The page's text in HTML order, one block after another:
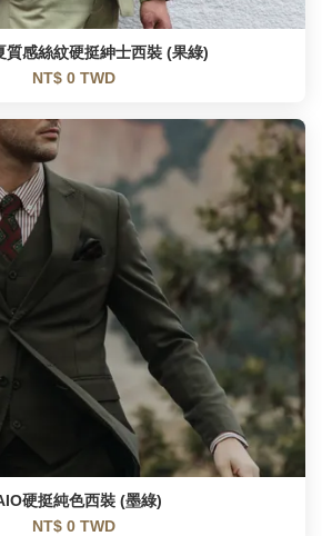
質感絲紋硬挺紳士西裝 (果綠)
NT$ 0 TWD
硬挺純色西裝 (墨綠)
NT$ 0 TWD